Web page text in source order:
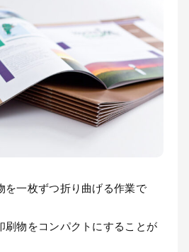
を一枚ずつ折り曲げる作業で
刷物をコンパクトにすることが